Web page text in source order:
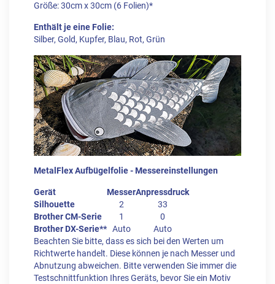
Größe: 30cm x 30cm (6 Folien)*
Enthält je eine Folie:
Silber, Gold, Kupfer, Blau, Rot, Grün
MetalFlex Aufbügelfolie - Messereinstellungen
Gerät MesserAnpressdruck
Silhouette
2
33
Brother CM-Serie
1
0
Brother DX-Serie** Auto
Auto
Beachten Sie bitte, dass es sich bei den Werten um
Richtwerte handelt. Diese können je nach Messer und
Abnutzung abweichen. Bitte verwenden Sie immer die
Testschnittfunktion Ihres Geräts, bevor Sie ein Motiv